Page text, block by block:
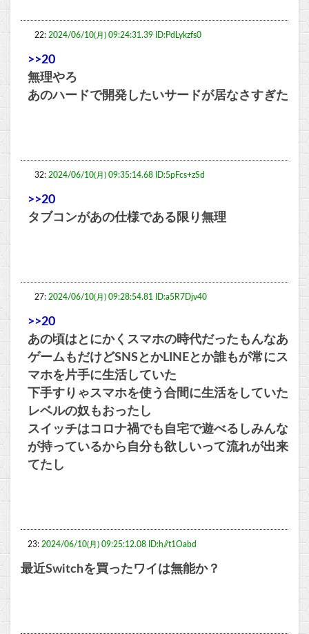
22: 2024/06/10(月) 09:24:31.39 ID:PdLykzfs0
>>20
無理やろ
あのハードで開発したいサードが居なさすぎた
32: 2024/06/10(月) 09:35:14.68 ID:5pFcs+zSd
>>20
タブコンがあの仕様である限り無理
27: 2024/06/10(月) 09:28:54.81 ID:a5R7Djv40
>>20
あの頃はとにかくスマホの時代だったもんなあ
ゲームもだけどSNSとかLINEとか誰もが常にス
マホを片手に生活していた
下手すりゃスマホを使う合間に生活をしていた
レベルの奴もおったし
スイッチはコロナ禍でも自宅で遊べるしみんな
が持っているから自分も欲しいって流れが出来
てたし
23: 2024/06/10(月) 09:25:12.08 ID:h//t1Oabd
最近Switchを買ったワイは無能か？